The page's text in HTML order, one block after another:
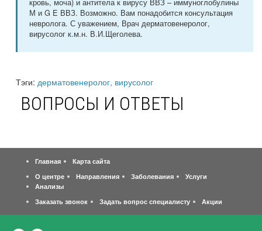
М и G E ВВЗ. Возможно. Вам понадобится консультация
невролога. С уважением, Врач дерматовенеролог,
вирусолог к.м.н. В.И.Щеголева.
Тэги: дерматовенеролог, вирусолог
ВОПРОСЫ И ОТВЕТЫ
Главная
Карта сайта
О центре
Направления Заболевания
Услуги
Анализы
Заказать звонок
Задать вопрос специалисту Акции